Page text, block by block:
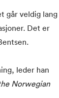
går veldig lang
Det er
leder han
Norwegian